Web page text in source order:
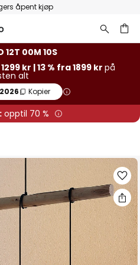
åpent kjøp
12T 00M 10S
kr | 13 % fra 1899 krpå
alt
Kopier
opptil 70 %